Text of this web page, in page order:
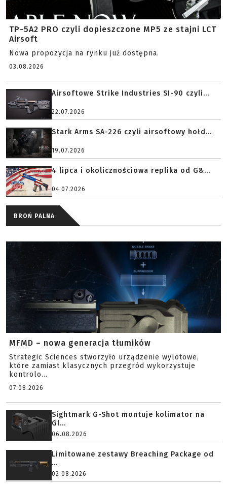
TP-5A2 PRO czyli dopieszczone MP5 ze stajni LCT
Airsoft
Nowa propozycja na rynku już dostępna.
03.08.2026
Airsoftowe Strike Industries SI-90 czyli...
22.07.2026
Stark Arms SA-226 czyli airsoftowy hołd...
19.07.2026
4 lipca i okolicznościowa replika od G&...
04.07.2026
BROŃ PALNA
MFMD – nowa generacja tłumików
Strategic Sciences stworzyło urządzenie wylotowe,
które zamiast klasycznych przegród wykorzystuje
kontrolo...
07.08.2026
Sightmark G-Shot montuje kolimator na
Gl...
06.08.2026
Limitowane zestawy Breaching Package od
...
02.08.2026